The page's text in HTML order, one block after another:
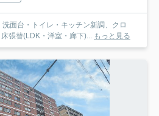
面台・トイレ・キッチン新調、クロ
張替(LDK・洋室・廊下)... もっと見る